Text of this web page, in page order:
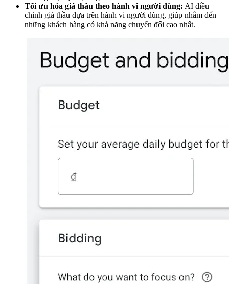
Tối ưu hóa giá thầu theo hành vi người dùng: AI điều
chỉnh giá thầu dựa trên hành vi người dùng, giúp nhắm đến
những khách hàng có khả năng chuyển đổi cao nhất.